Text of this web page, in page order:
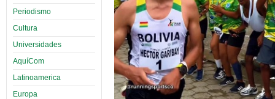
Periodismo
Cultura
Universidades
AquíCom
Latinoamerica
Europa